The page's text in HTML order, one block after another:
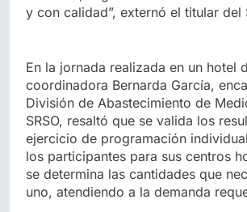
y con calidad”, externó el titular del
En la jornada realizada en un hotel
coordinadora Bernarda García,
División de Abastecimiento de
SRSO, resaltó que se valida los
ejercicio de programación
los participantes para sus centros
se determina las cantidades que
uno, atendiendo a la demanda